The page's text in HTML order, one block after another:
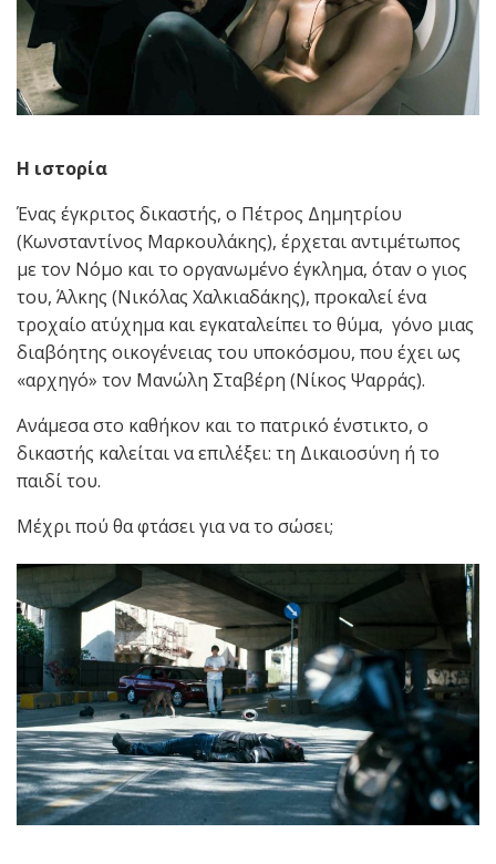
Η ιστορία
Ένας έγκριτος δικαστής, ο Πέτρος Δημητρίου
(Κωνσταντίνος Μαρκουλάκης), έρχεται αντιμέτωπος
με τον Νόμο και το οργανωμένο έγκλημα, όταν ο γιος
του, Άλκης (Νικόλας Χαλκιαδάκης), προκαλεί ένα
τροχαίο ατύχημα και εγκαταλείπει το θύμα, γόνο μιας
διαβόητης οικογένειας του υποκόσμου, που έχει ως
«αρχηγό» τον Μανώλη Σταβέρη (Νίκος Ψαρράς).
Ανάμεσα στο καθήκον και το πατρικό ένστικτο, ο
δικαστής καλείται να επιλέξει: τη Δικαιοσύνη ή το
παιδί του.
Μέχρι πού θα φτάσει για να το σώσει;